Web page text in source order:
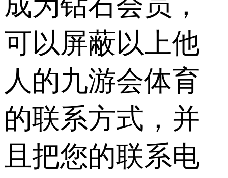
可以屏蔽以上他
人的九游会体育
的联系方式，并
且把您的联系电